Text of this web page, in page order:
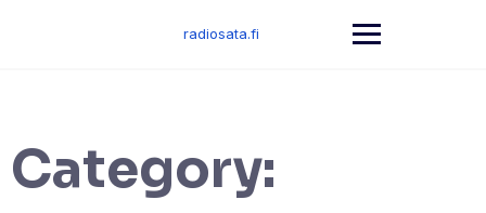
radiosata.fi
Category: